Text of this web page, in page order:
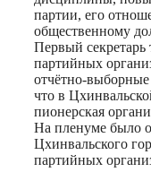
партии, его
общественному
Первый секретарь
партийных
отчётно-
что в
пионерская
На пленуме было
Цхинвальского
партийных